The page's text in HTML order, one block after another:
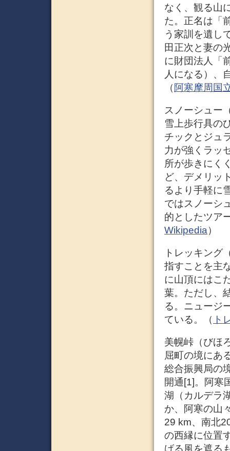
なく、観る山
た。正名は「
う家訓を遺し
田正次と妻の
に財団法人「
人になる）、
（ 阿寒摩周国
スノーシュー
雪上歩行具の
チックとジュ
力が強くラッ
所が歩きにく
ど、デメリッ
るより手軽に
ではスノーシ
的としたツア
Wikipedia）
トレッキング
指すことを主
に山頂にはこ
葉。ただし、
る。ニュージ
ている。（ ト
美幌峠（びほ
屈町の境にあ
総合振興局の
開通[1]。阿寒
湖（カルデラ
か、阿寒の山
29 km、南北
の西縁に位置